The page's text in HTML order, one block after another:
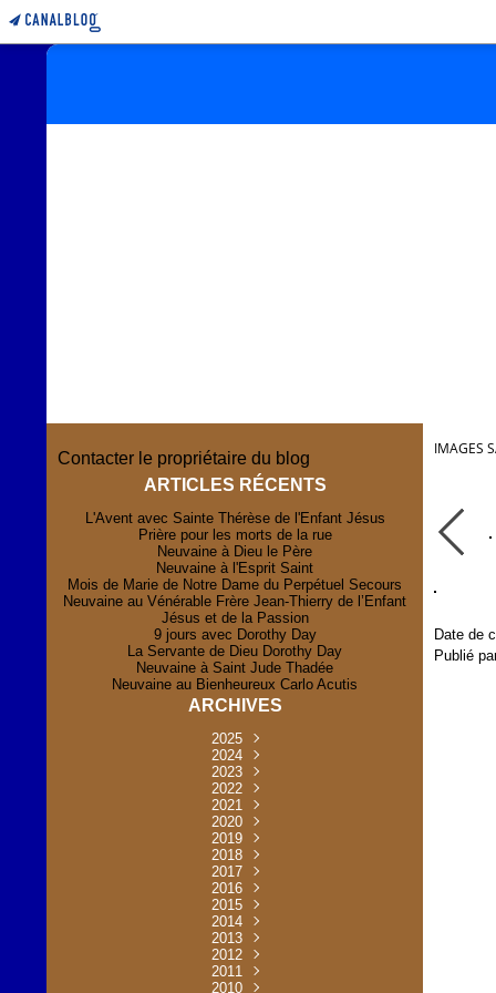
Contacter le propriétaire du blog
ARTICLES RÉCENTS
L'Avent avec Sainte Thérèse de l'Enfant Jésus
Prière pour les morts de la rue
Neuvaine à Dieu le Père
Neuvaine à l'Esprit Saint
Mois de Marie de Notre Dame du Perpétuel Secours
Neuvaine au Vénérable Frère Jean-Thierry de l’Enfant
Jésus et de la Passion
9 jours avec Dorothy Day
La Servante de Dieu Dorothy Day
Neuvaine à Saint Jude Thadée
Neuvaine au Bienheureux Carlo Acutis
ARCHIVES
2025
Novembre
Juillet(1)
Mai
(1)
Avril
(1)
Janvier(1)
2024
Novembre
Octobre
Août
(1)
Mai
(8)
Avril
(2)
Mars
(1)
Février(1)
Janvier(2)
2023
Décembre
Novembre
Octobre
Juin
(29)
Mai (31)
Avril
(2)
2022
Décembre
Novembre
Octobre
Août
(33)
Juillet
(32)
Juin
(1)
Mai (35)
Avril
(31)
Mars
(32)
Février(2)
Janvier(30)
2021
Décembre
Novembre
Octobre(30)
Septembre
Août
(30)
Juillet(2)
Mai (30)
Avril
(3)
2020
Décembre
Novembre
Octobre(17)
Septembre
Mai (30)
Avril
(13)
Mars
(1)
2019
Octobre
Mai (30)
Avril
(5)
Mars
(31)
Février(3)
2018
Décembre
Novembre
Octobre
Août
(2)
Juin
(5)
Mai (30)
Avril
(31)
Mars
(3)
2017
Décembre
Novembre
Octobre
Août
(30)
Juillet
(33)
Juin
(4)
Mai (32)
2016
Décembre
Novembre
Octobre
Septembre
Août
(2)
Juin
(4)
2015
Décembre
Novembre
Octobre
Septembre
Août
(4)
2014
Septembre
Août
(3)
Juillet(6)
Juin
(31)
2013
Décembre
Novembre
Octobre
2012
Décembre
Novembre
2011
Décembre
2010
IMAGES
Date de
Publié